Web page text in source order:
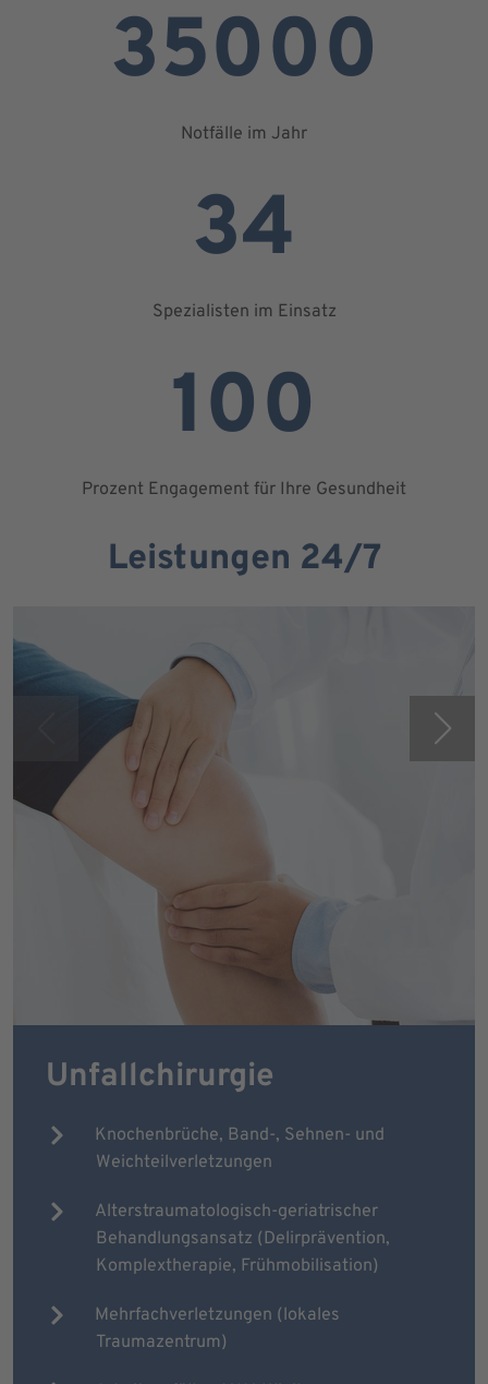
35000
Notfälle im Jahr
34
Spezialisten im Einsatz
100
Prozent Engagement für Ihre Gesundheit
Leistungen 24/7
Unfallchirurgie
Knochenbrüche, Band-, Sehnen- und
Weichteilverletzungen
Alterstraumatologisch-geriatrischer
Behandlungsansatz (Delirprävention,
Komplextherapie, Frühmobilisation)
Mehrfachverletzungen (lokales
Traumazentrum)